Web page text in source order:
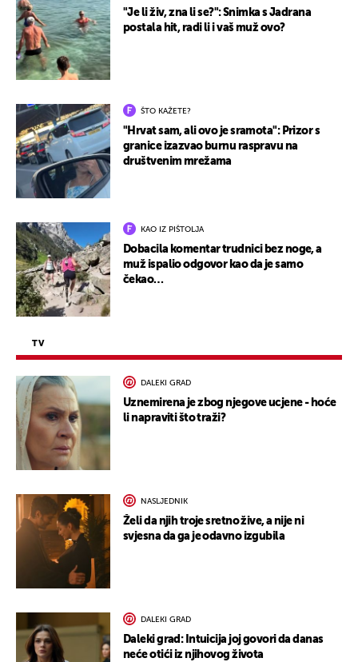
"Je li živ, zna li se?": Snimka s Jadrana
postala hit, radi li i vaš muž ovo?
ŠTO KAŽETE?
"Hrvat sam, ali ovo je sramota": Prizor s
granice izazvao burnu raspravu na
društvenim mrežama
KAO IZ PIŠTOLJA
Dobacila komentar trudnici bez noge, a
muž ispalio odgovor kao da je samo
čekao…
TV
DALEKI GRAD
Uznemirena je zbog njegove ucjene - hoće
li napraviti što traži?
NASLJEDNIK
Želi da njih troje sretno žive, a nije ni
svjesna da ga je odavno izgubila
DALEKI GRAD
Daleki grad: Intuicija joj govori da danas
neće otići iz njihovog života